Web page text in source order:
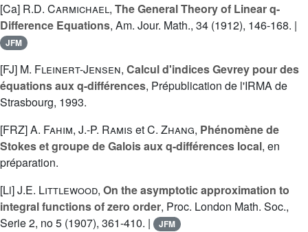
[Ca] R.D. Carmichael, The General Theory of Linear q-
Difference Equations, Am. Jour. Math., 34 (1912), 146-168. |
JFM
[FJ] M. Fleinert-Jensen, Calcul d'indices Gevrey pour des
équations aux q-différences, Prépublication de l'IRMA de
Strasbourg, 1993.
[FRZ]A. Fahim, J.-P. Ramis etC. Zhang, Phénomène de
Stokes et groupe de Galois aux q-différences local, en
préparation.
[Li]J.E. Littlewood, On the asymptotic approximation to
integral functions of zero order, Proc. London Math. Soc.,
Serie 2, no 5 (1907), 361-410. |
JFM